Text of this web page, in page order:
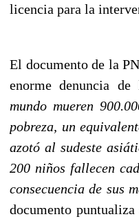
licencia para la
El documento de la
enorme denuncia
mundo mueren
pobreza, un
azotó al sudeste
200 niños fallecen
consecuencia de sus
documento